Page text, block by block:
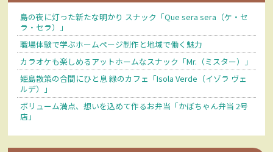
島の夜に灯った新たな明かり スナック「Que sera sera（ケ・セ
ラ・セラ）」
職場体験で学ぶホームページ制作と地域で働く魅力
カラオケも楽しめるアットホームなスナック「Mr.（ミスター）」
姫島散策の合間にひと息 緑のカフェ「Isola Verde（イゾラ ヴェ
ルデ）」
ボリューム満点、想いを込めて作るお弁当「かぼちゃん弁当 2号
店」